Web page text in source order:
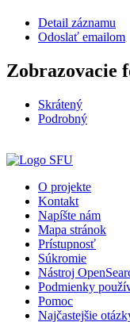
Detail záznamu
Odoslať emailom
Zobrazovacie
Skrátený
Podrobný
O projekte
Kontakt
Napíšte nám
Mapa stránok
Prístupnosť
Súkromie
Nástroj
Podmienky
Pomoc
Najčastejšie